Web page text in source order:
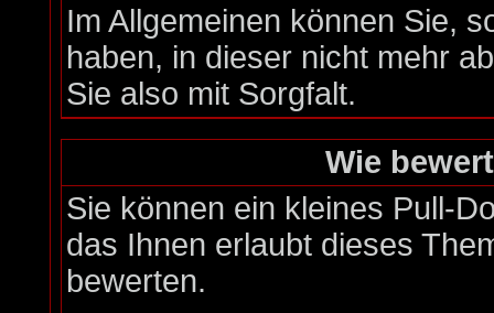
Im Allgemeinen können Sie,
haben, in dieser nicht mehr
Sie also mit Sorgfalt.
Wie
Sie können ein kleines Pull-
das Ihnen erlaubt dieses
bewerten.